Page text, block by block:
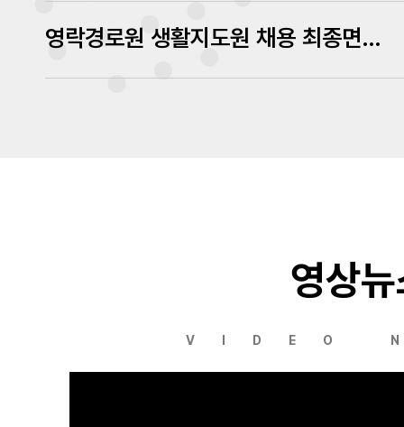
영락경로원 생활지도원 채용 최종면접 심사결과 발표
영상
VIDEO